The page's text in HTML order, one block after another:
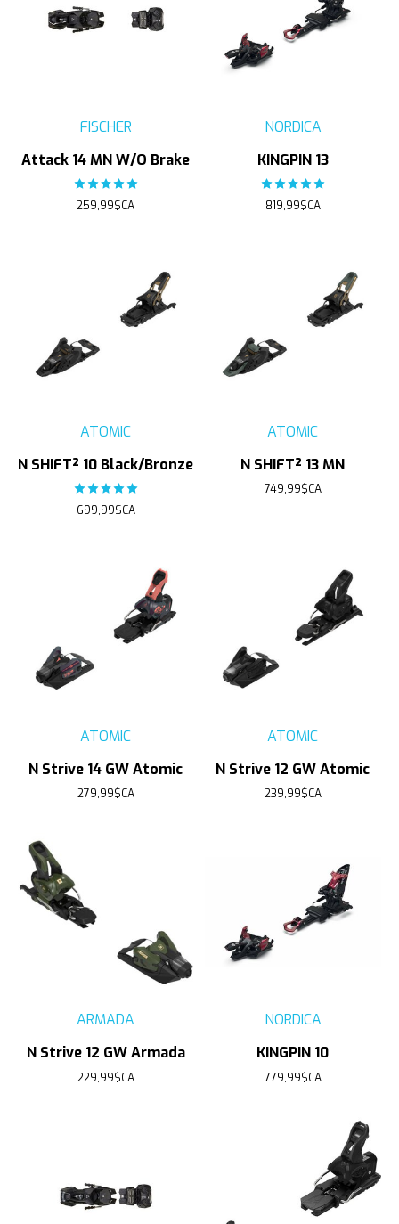
FISCHER
Attack 14 MN W/O Brake
The rating of this product is out of 5
259,99$CA
NORDICA
KINGPIN 13
The rating of this
819,99$CA
ATOMIC
N SHIFT² 10 Black/Bronze
The rating of this product is out of 5
699,99$CA
ATOMIC
N SHIFT² 13 MN
749,99$CA
ATOMIC
N Strive 14 GW Atomic
279,99$CA
ATOMIC
N Strive 12 GW Atomic
239,99$CA
ARMADA
N Strive 12 GW Armada
229,99$CA
NORDICA
KINGPIN 10
779,99$CA